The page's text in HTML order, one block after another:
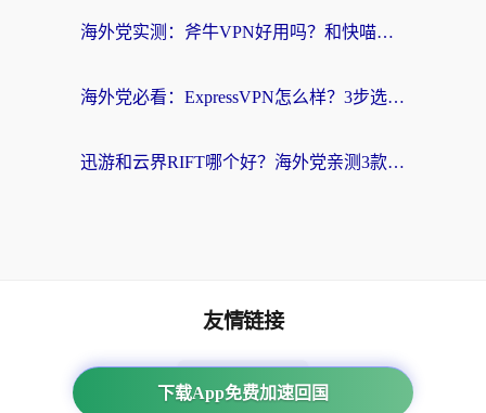
海外党实测：斧牛VPN好用吗？和快喵VPN对比哪个回国效果更好？附3款热门加速器深度分析
海外党必看：ExpressVPN怎么样？3步选对回国加速器，无缝刷国内剧玩手游
迅游和云界RIFT哪个好？海外党亲测3款回国加速器，教你无缝刷国内剧玩游戏
下载App免费加速回国
友情链接
番茄加速器